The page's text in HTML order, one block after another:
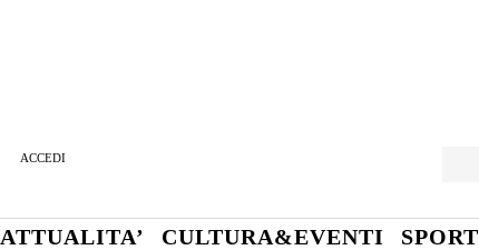
ACCEDI
ATTUALITA’ CULTURA&EVENTI SPORT